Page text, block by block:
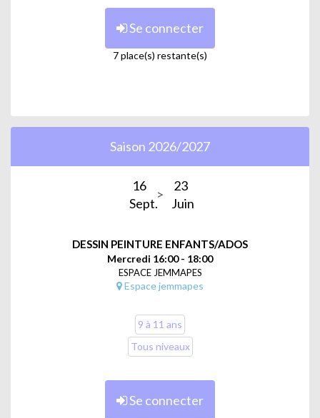
Se connecter
7 place(s) restante(s)
Saison 2026/2027
16
Sept.
23
Juin
DESSIN PEINTURE ENFANTS/ADOS
Mercredi 16:00 - 18:00
ESPACE JEMMAPES
Espace jemmapes
9 à 11 ans
Tous niveaux
Se connecter